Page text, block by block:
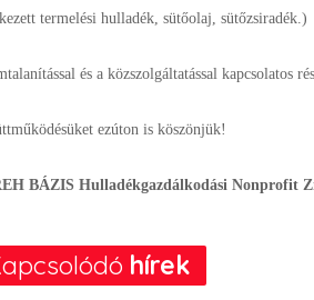
termelési hulladék, sütőolaj, sütőzsiradék.)
és a közszolgáltatással kapcsolatos
ezúton is köszönjük!
BÁZIS Hulladékgazdálkodási Nonprofit
hírek